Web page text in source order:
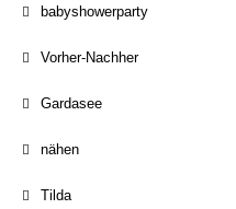
babyshowerparty
Vorher-Nachher
Gardasee
nähen
Tilda